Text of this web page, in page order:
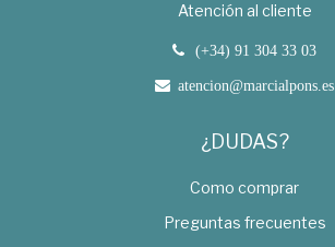
Atención al cliente
(+34) 91 304 33 03
atencion@marcialpons.es
¿DUDAS?
Como comprar
Preguntas frecuentes